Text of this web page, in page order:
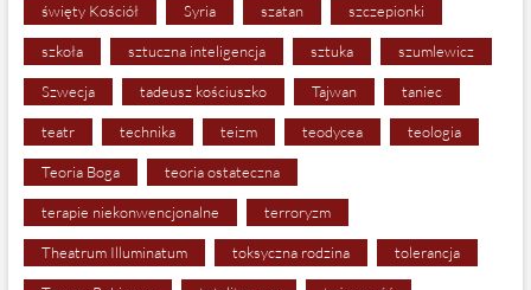
święty Kościół Syria szatan szczepionki
szkoła sztuczna inteligencja sztuka szumlewicz
Szwecja tadeusz kościuszko Tajwan taniec
teatr technika teizm teodycea teologia
Teoria Boga teoria ostateczna
terapie niekonwencjonalne terroryzm
Theatrum Illuminatum toksyczna rodzina tolerancja